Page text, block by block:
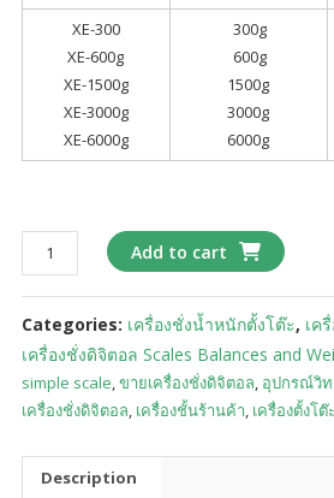
XE-300
XE-600g
XE-1500g
XE-3000g
XE-6000g
300g
600g
1500g
3000g
6000g
เครื่อง
ชั่ง
ตั้ง
โต๊ะ
(CAS)
:
XE
quantity
Add to cart
Categories: เครื่องชั่งน้ำหนักตั้งโต๊ะ, เค
เครื่องชั่งดิจิตอล Scales Balances and
simple scale,ขายเครื่องชั่งดิจิตอล, อุปกรณ์วิ
เครื่องชั่งดิจิตอล, เครื่องชั้นร้านค้า, เครื่องตั้งโต๊ะ
Description